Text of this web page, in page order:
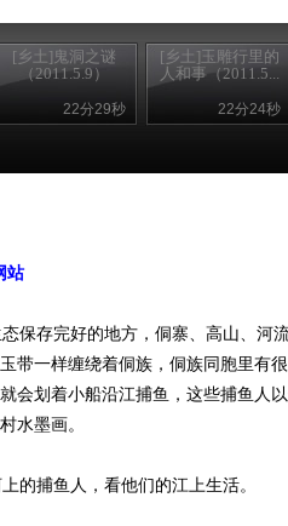
[乡土]鬼洞之谜
（2011.5.9）
22分29秒
[乡土]玉雕行里的
人和事（2011.5...
22分24秒
站
保存完好的地方，侗寨、高山、河
带一样缠绕着侗族，侗族同胞里有
会划着小船沿江捕鱼，这些捕鱼人
水墨画。
的捕鱼人，看他们的江上生活。